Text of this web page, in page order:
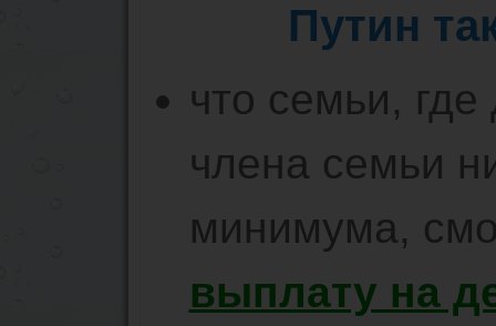
Путин
что семьи,
члена семьи
минимума,
выплату на